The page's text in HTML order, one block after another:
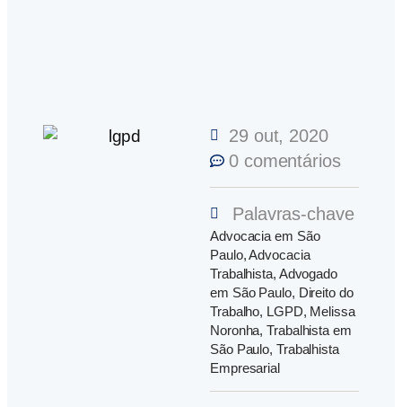
29 out, 2020
0 comentários
Palavras-chave
Advocacia em São
Paulo,Advocacia
Trabalhista, Advogado
em São Paulo, Direito do
Trabalho, LGPD, Melissa
Noronha,Trabalhista em
São Paulo, Trabalhista
Empresarial